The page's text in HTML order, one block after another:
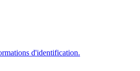
d'identification.